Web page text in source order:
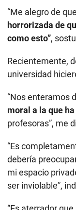
“Me alegro de
horrorizada de
como esto”,
Recientemente,
universidad
“Nos enteramos
moral a la que
profesoras”, me
“Es
debería
mi espacio
ser inviolable”,